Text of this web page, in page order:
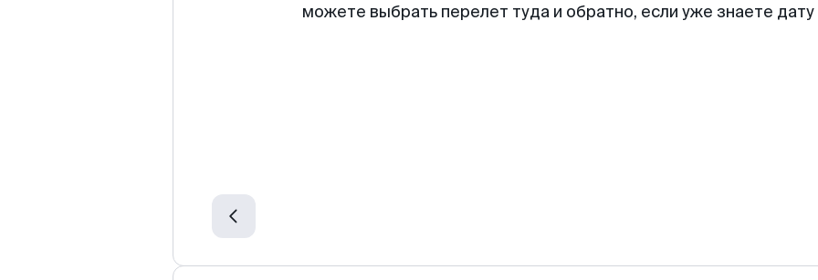
можете выбрать перелет туда и обратно, если уже знаете